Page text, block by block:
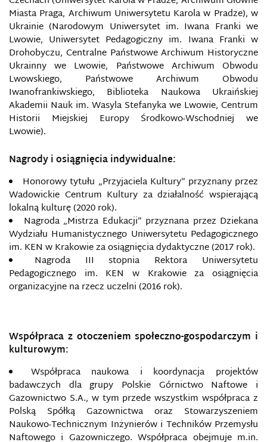
Miasta Praga, Archiwum Uniwersytetu Karola w Pradze), w
Ukrainie (Narodowym Uniwersytet im. Iwana Franki we
Lwowie, Uniwersytet Pedagogiczny im. Iwana Franki w
Drohobyczu, Centralne Państwowe Archiwum Historyczne
Ukrainny we Lwowie, Państwowe Archiwum Obwodu
Lwowskiego, Państwowe Archiwum Obwodu
Iwanofrankiwskiego, Biblioteka Naukowa Ukraińskiej
Akademii Nauk im. Wasyla Stefanyka we Lwowie, Centrum
Historii Miejskiej Europy Środkowo-Wschodniej we
Lwowie).
Nagrody i osiągnięcia indywidualne:
Honorowy tytułu „Przyjaciela Kultury” przyznany przez
Wadowickie Centrum Kultury za działalność wspierającą
lokalną kulturę (2020 rok).
Nagroda „Mistrza Edukacji” przyznana przez Dziekana
Wydziału Humanistycznego Uniwersytetu Pedagogicznego
im. KEN w Krakowie za osiągnięcia dydaktyczne (2017 rok).
Nagroda III stopnia Rektora Uniwersytetu
Pedagogicznego im. KEN w Krakowie za osiągnięcia
organizacyjne na rzecz uczelni (2016 rok).
Współpraca z otoczeniem społeczno-gospodarczym i
kulturowym:
Współpraca naukowa i koordynacja projektów
badawczych dla grupy Polskie Górnictwo Naftowe i
Gazownictwo S.A., w tym przede wszystkim współpraca z
Polską Spółką Gazownictwa oraz Stowarzyszeniem
Naukowo-Technicznym Inżynierów i Techników Przemysłu
Naftowego i Gazowniczego. Współpraca obejmuje m.in.